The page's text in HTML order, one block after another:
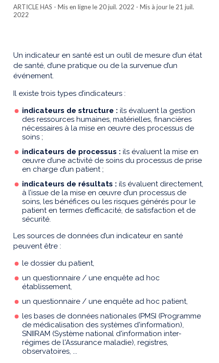
ARTICLE HAS - Mis en ligne le 20 juil. 2022 - Mis à jour le 21 juil.
2022
Un indicateur en santé est un outil de mesure d’un état
de santé, d’une pratique ou de la survenue d’un
événement.
Il existe trois types d’indicateurs :
indicateurs de structure : ils évaluent la gestion
des ressources humaines, matérielles, financières
nécessaires à la mise en œuvre des processus de
soins ;
indicateurs de processus : ils évaluent la mise en
œuvre d’une activité de soins du processus de prise
en charge d’un patient ;
indicateurs de résultats : ils évaluent directement,
à l’issue de la mise en œuvre d’un processus de
soins, les bénéfices ou les risques générés pour le
patient en termes d’efficacité, de satisfaction et de
sécurité.
Les sources de données d’un indicateur en santé
peuvent être :
le dossier du patient,
un questionnaire / une enquête ad hoc
établissement,
un questionnaire / une enquête ad hoc patient,
les bases de données nationales (PMSI (Programme
de médicalisation des systèmes d'information),
SNIIRAM (Système national d'information inter-
régimes de l'Assurance maladie), registres,
observatoires, ...